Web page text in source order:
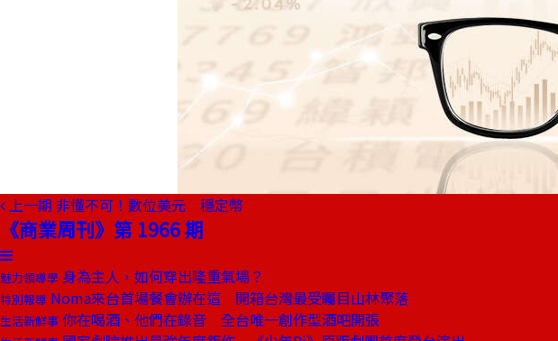
上一期 非懂不可！數位美元 穩定幣
《商業周刊》第 1966 期
魅力領導學 身為主人，如何穿出隆重氣場？
特別報導 Noma來台首場餐會辦在這 開箱台灣最受矚目山林聚落
生活新鮮事 你在喝酒、他們在錄音 全台唯一創作型酒吧開張